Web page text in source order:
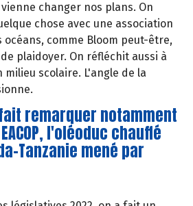
changer nos plans. On
chose avec une association
océans, comme Bloom peut-être,
plaidoyer. On réfléchit aussi à
scolaire. L'angle de la
remarquer notamment
l'oléoduc chauffé
Tanzanie mené par